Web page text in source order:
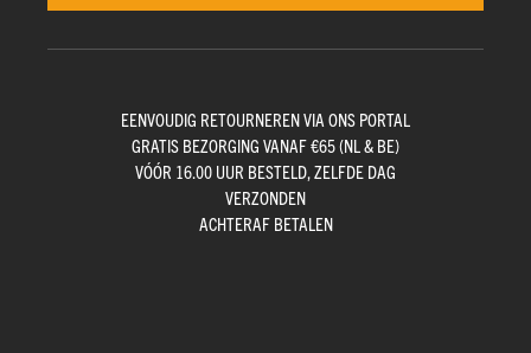
EENVOUDIG RETOURNEREN VIA ONS PORTAL
GRATIS BEZORGING VANAF €65 (NL & BE)
VÓÓR 16.00 UUR BESTELD, ZELFDE DAG
VERZONDEN
ACHTERAF BETALEN